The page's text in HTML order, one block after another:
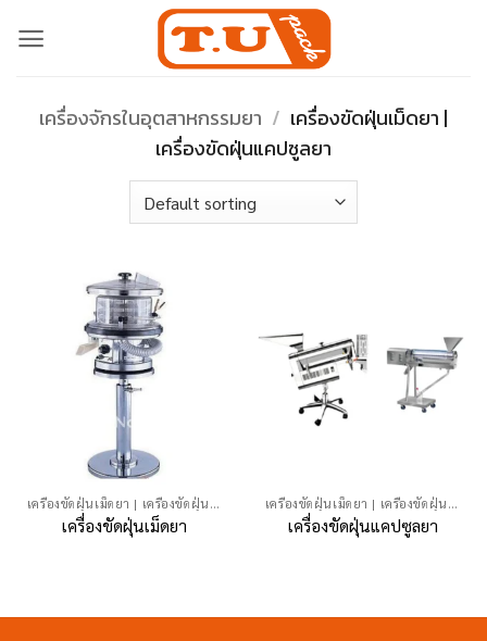
เครื่องจักรในอุตสาหกรรมยา / เครื่องขัดฝุ่นเม็ดยา |
เครื่องขัดฝุ่นแคปซูลยา
เครื่องขัดฝุ่นเม็ดยา | เครื่องขัดฝุ่นแคปซูลยา
เครื่องขัดฝุ่นเม็ดยา
เครื่องขัดฝุ่นเม็ดยา | เครื่องขัดฝุ่นแคปซูลยา
เครื่องขัดฝุ่นแคปซูลยา